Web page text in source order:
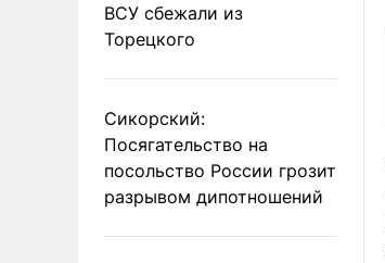
ВСУ сбежали из
Торецкого
Сикорский:
Посягательство на
посольство России грозит
разрывом дипотношений